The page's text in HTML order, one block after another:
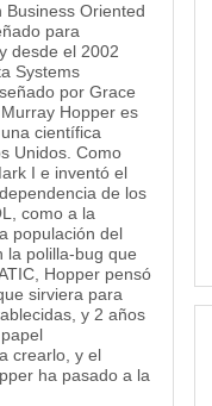
Oriented
para
desde el 2002
Systems
por Grace
Hopper es
científica
Unidos. Como
I e inventó el
de los
como a la
populación del
la polilla-bug que
Hopper pensó
sirviera para
y 2 años
crearlo, y el
ha pasado a la